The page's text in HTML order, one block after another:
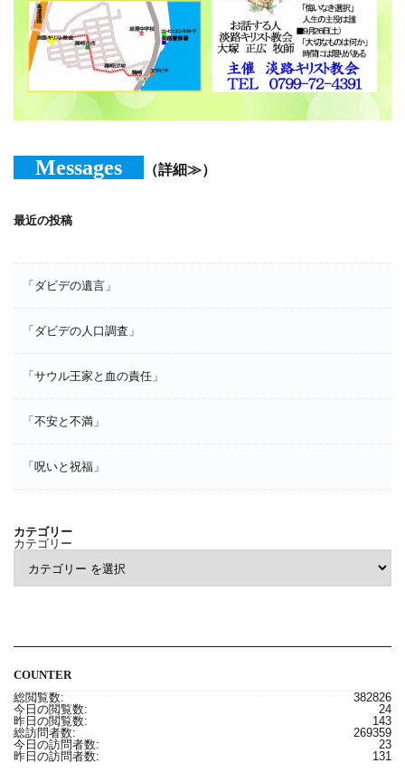
Messages （詳細≫）
最近の投稿
「ダビデの遺言」
「ダビデの人口調査」
「サウル王家と血の責任」
「不安と不満」
「呪いと祝福」
カテゴリー
カテゴリー
COUNTER
382826
総閲覧数:
24
今日の閲覧数:
143
昨日の閲覧数:
269359
総訪問者数:
23
今日の訪問者数:
131
昨日の訪問者数: